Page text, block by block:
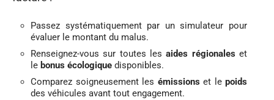
Passez systématiquement par un simulateur pour
évaluer le montant du malus.
Renseignez-vous sur toutes lesaides régionales et
le bonus écologique disponibles.
Comparez soigneusement les émissions et le poids
des véhicules avant tout engagement.